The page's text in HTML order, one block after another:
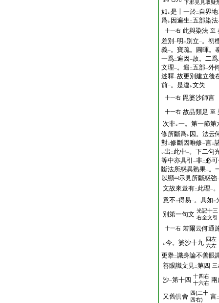
下邪見見取疑
如 レ是十一於二 自界
爲レ 因遍生 二五部染法
十一右 此與染法 至
差別 一明 二 別立一。初
義一。寶疏。圓暉。
一爲二遍因 一故。二爲
文理一。遍 二五部一外
述釋一故更別建立後
前一。是違 レ文失
十一右 毘婆沙師
十一右 故品類足 至
次非レ一。第一節第
修所斷爲レ 因。法云
對二修斷因唯修一言二
レ出 二 此中一。下二句
等中亦具引
一非二 必可
斷法所惑異熟果一。
以顯
示見所斷惑強
文故來豈有二 此理一
意不 二得易一。具如 二
別第一句文 光記十三
右全文引
十一右 若爾云何通
レ今。婆沙十九 四左
六左
更擧二識身論不善眼
善眼識文見二第四 三
沙一第十四 十四右
十六右 兩
又舊倶舍 四(二十
四右)
言二